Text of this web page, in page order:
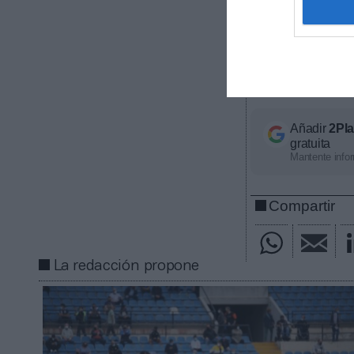
2019-2020 y
Este
judicialmente
Añadir
gratuita
Mantente
Compartir
La redacción propone